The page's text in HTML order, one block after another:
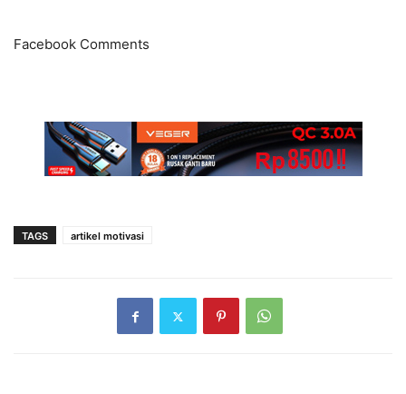
Facebook Comments
TAGS artikel motivasi